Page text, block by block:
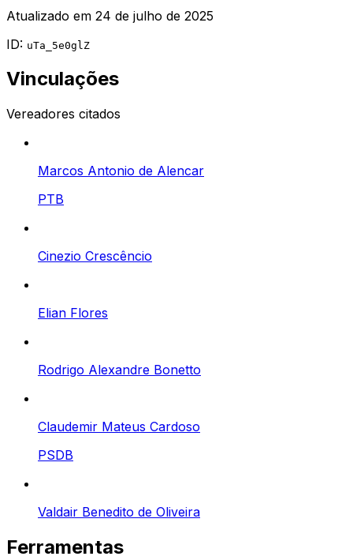
Atualizado em 24 de julho de 2025
ID: uTa_5e0glZ
Vinculações
Vereadores citados
Marcos Antonio de Alencar
PTB
Cinezio Crescêncio
Elian Flores
Rodrigo Alexandre Bonetto
Claudemir Mateus Cardoso
PSDB
Valdair Benedito de Oliveira
Ferramentas